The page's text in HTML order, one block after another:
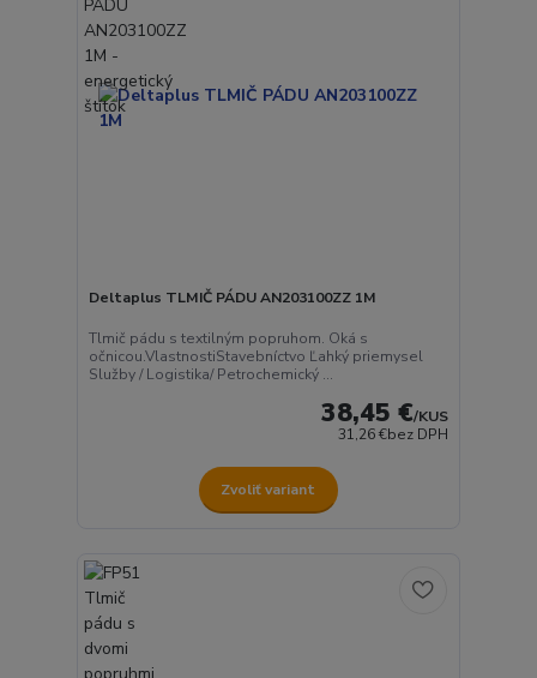
Deltaplus TLMIČ PÁDU AN203100ZZ 1M
Tlmič pádu s textilným popruhom. Oká s
očnicou.VlastnostiStavebníctvo Ľahký priemysel
Služby / Logistika/ Petrochemický ...
38,45 €/KUS
31,26 €bez DPH
Zvoliť variant